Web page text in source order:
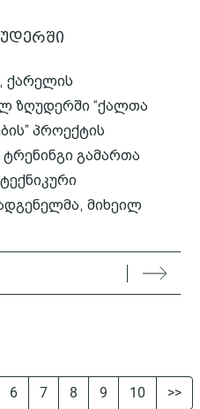
ქარელის
ზღუდერში “ქალთა
პროექტის
გამართა
მიხეილ
6 7 8 9 10 >>